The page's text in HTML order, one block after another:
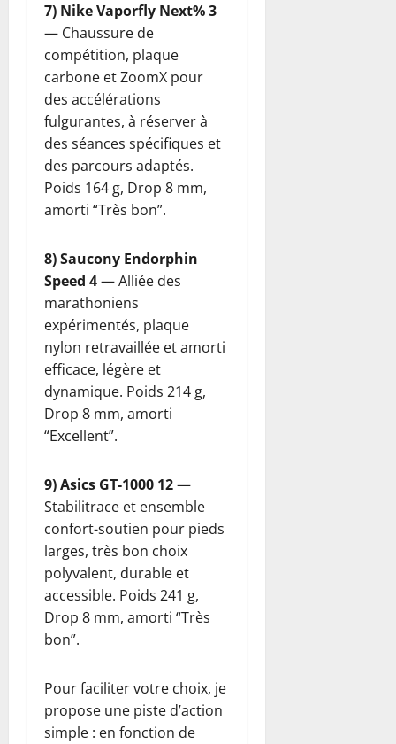
7) Nike Vaporfly Next% 3
— Chaussure de
compétition, plaque
carbone et ZoomX pour
des accélérations
fulgurantes, à réserver à
des séances spécifiques et
des parcours adaptés.
Poids 164 g, Drop 8 mm,
amorti “Très bon”.
8) Saucony Endorphin
Speed 4— Alliée des
marathoniens
expérimentés, plaque
nylon retravaillée et amorti
efficace, légère et
dynamique. Poids 214 g,
Drop 8 mm, amorti
“Excellent”.
9) Asics GT-1000 12—
Stabilitrace et ensemble
confort-soutien pour pieds
larges, très bon choix
polyvalent, durable et
accessible. Poids 241 g,
Drop 8 mm, amorti “Très
bon”.
Pour faciliter votre choix, je
propose une piste d’action
simple : en fonction de